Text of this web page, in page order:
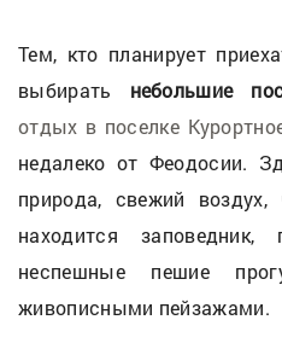
Тем, кто планирует
выбирать небольшие
отдых в поселке
недалеко от Феодосии.
природа, свежий
находится
неспешные пешие
живописными пейзажами.